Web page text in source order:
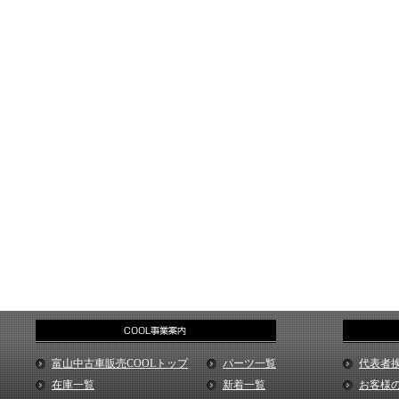
富山中古車販売COOLトップ
パーツ一覧
在庫一覧
新着一覧
代表者
お客様